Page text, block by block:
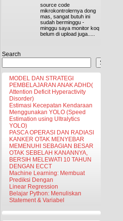
source code
mikrokontrolernya dong
mas, sangat butuh ini
sudah berminggu -
minggu saya monitor koq
belum di upload juga.....
Search
Search
MODEL DAN STRATEGI
PEMBELAJARAN ANAK ADHD(
Attention Deficit Hyperactivity
Disorder)
Estimasi Kecepatan Kendaraan
Menggunakan YOLO (Speed
Estimation using Ultralytics
YOLO)
PASCA OPERASI DAN RADIASI
KANKER OTAK MENYEBAR
MEMENUHI SEBAGIAN BESAR
OTAK SEBELAH KANANNYA,
BERSIH MELEWATI 10 TAHUN
DENGAN ECCT
Machine Learning: Membuat
Prediksi Dengan
Linear Regression
Belajar Python: Menuliskan
Statement & Variabel